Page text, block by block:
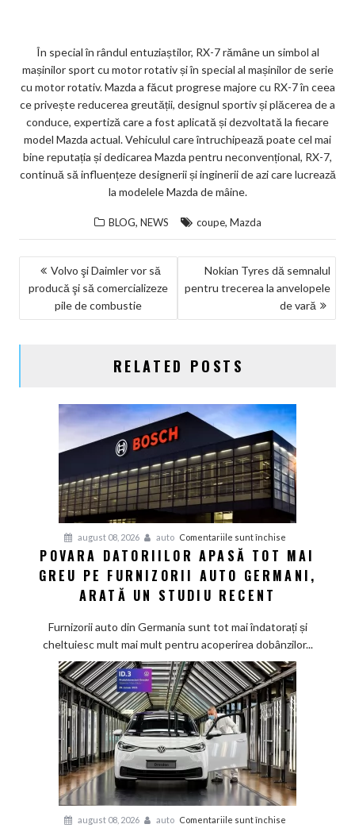
În special în rândul entuziaștilor, RX-7 rămâne un simbol al
mașinilor sport cu motor rotativ și în special al mașinilor de serie
cu motor rotativ. Mazda a făcut progrese majore cu RX-7 în ceea
ce privește reducerea greutății, designul sportiv și plăcerea de a
conduce, expertiză care a fost aplicată și dezvoltată la fiecare
model Mazda actual. Vehiculul care întruchipează poate cel mai
bine reputația și dedicarea Mazda pentru neconvențional, RX-7,
continuă să influențeze designerii și inginerii de azi care lucrează
la modelele Mazda de mâine.
BLOG, NEWS coupe, Mazda
NAVIGARE
ÎN
ARTICOLE
Volvo şi Daimler vor să
producă şi să comercializeze
pile de combustie
Nokian Tyres dă semnalul
pentru trecerea la anvelopele
de vară
RELATED POSTS
august 08, 2026 auto Comentariile sunt închise
Povara
datoriilor
mai
greu
furnizorii
auto
germani,
arată
un
studiu
recent
POVARA DATORIILOR APASĂ TOT MAI
GREU PE FURNIZORII AUTO GERMANI,
ARATĂ UN STUDIU RECENT
Furnizorii auto din Germania sunt tot mai îndatorați și
cheltuiesc mult mai mult pentru acoperirea dobânzilor...
august 08, 2026 auto Comentariile sunt închise